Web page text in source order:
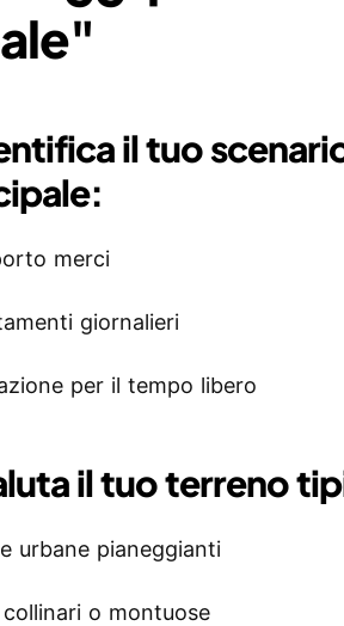
il tuo
merci
giornalieri
per il tempo libero
il tuo terreno
urbane pianeggianti
collinari o montuose